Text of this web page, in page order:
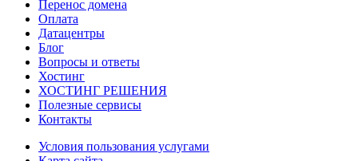
Перенос домена
Оплата
Датацентры
Блог
Вопросы и ответы
Хостинг
ХОСТИНГ РЕШЕНИЯ
Полезные сервисы
Контакты
Условия пользования услугами